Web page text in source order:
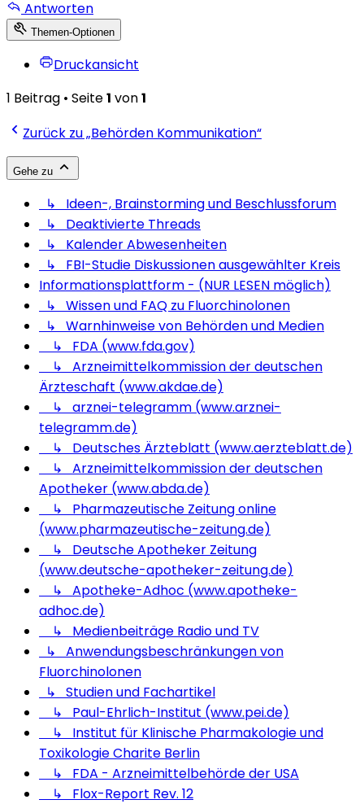
Antworten
Themen-Optionen
Druckansicht
1 Beitrag • Seite1 von1
Zurück zu „Behörden Kommunikation“
Gehe zu
↳ Ideen-, Brainstorming und Beschlussforum
↳ Deaktivierte Threads
↳ Kalender Abwesenheiten
↳ FBI-Studie Diskussionen ausgewählter Kreis
Informationsplattform - (NUR LESEN möglich)
↳ Wissen und FAQ zu Fluorchinolonen
↳ Warnhinweise von Behörden und Medien
↳ FDA (www.fda.gov)
↳ Arzneimittelkommission der deutschen
Ärzteschaft (www.akdae.de)
↳ arznei-telegramm (www.arznei-
telegramm.de)
↳ Deutsches Ärzteblatt (www.aerzteblatt.de)
↳ Arzneimittelkommission der deutschen
Apotheker (www.abda.de)
↳ Pharmazeutische Zeitung online
(www.pharmazeutische-zeitung.de)
↳ Deutsche Apotheker Zeitung
(www.deutsche-apotheker-zeitung.de)
↳ Apotheke-Adhoc (www.apotheke-
adhoc.de)
↳ Medienbeiträge Radio und TV
↳ Anwendungsbeschränkungen von
Fluorchinolonen
↳ Studien und Fachartikel
↳ Paul-Ehrlich-Institut (www.pei.de)
↳ Institut für Klinische Pharmakologie und
Toxikologie Charite Berlin
↳ FDA - Arzneimittelbehörde der USA
↳ Flox-Report Rev. 12